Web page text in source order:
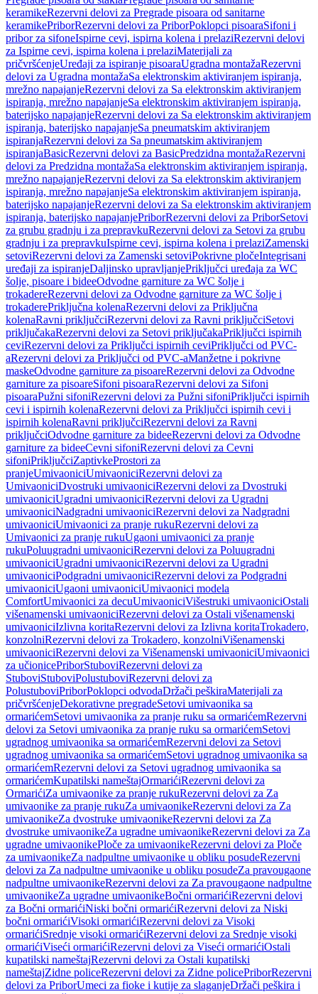
keramikeRezervni delovi za Pregrade pisoara od sanitarne
keramikePriborRezervni delovi za PriborPoklopci pisoaraSifoni i
pribor za sifoneIspirne cevi, ispirna kolena i prelaziRezervni delovi
za Ispirne cevi, ispirna kolena i prelaziMaterijali za
pričvršćenjeUređaji za ispiranje pisoaraUgradna montažaRezervni
delovi za Ugradna montažaSa elektronskim aktiviranjem ispiranja,
mrežno napajanjeRezervni delovi za Sa elektronskim aktiviranjem
ispiranja, mrežno napajanjeSa elektronskim aktiviranjem ispiranja,
baterijsko napajanjeRezervni delovi za Sa elektronskim aktiviranjem
ispiranja, baterijsko napajanjeSa pneumatskim aktiviranjem
ispiranjaRezervni delovi za Sa pneumatskim aktiviranjem
ispiranjaBasicRezervni delovi za BasicPredzidna montažaRezervni
delovi za Predzidna montažaSa elektronskim aktiviranjem ispiranja,
mrežno napajanjeRezervni delovi za Sa elektronskim aktiviranjem
ispiranja, mrežno napajanjeSa elektronskim aktiviranjem ispiranja,
baterijsko napajanjeRezervni delovi za Sa elektronskim aktiviranjem
ispiranja, baterijsko napajanjePriborRezervni delovi za PriborSetovi
za grubu gradnju i za prepravkuRezervni delovi za Setovi za grubu
gradnju i za prepravkuIspirne cevi, ispirna kolena i prelaziZamenski
setoviRezervni delovi za Zamenski setoviPokrivne pločeIntegrisani
uređaji za ispiranjeDaljinsko upravljanjePriključci uređaja za WC
šolje, pisoare i bideeOdvodne garniture za WC šolje i
trokadereRezervni delovi za Odvodne garniture za WC šolje i
trokaderePriključna kolenaRezervni delovi za Priključna
kolenaRavni priključciRezervni delovi za Ravni priključciSetovi
priključakaRezervni delovi za Setovi priključakaPriključci ispirnih
ceviRezervni delovi za Priključci ispirnih ceviPriključci od PVC-
aRezervni delovi za Priključci od PVC-aManžetne i pokrivne
maskeOdvodne garniture za pisoareRezervni delovi za Odvodne
garniture za pisoareSifoni pisoaraRezervni delovi za Sifoni
pisoaraPužni sifoniRezervni delovi za Pužni sifoniPriključci ispirnih
cevi i ispirnih kolenaRezervni delovi za Priključci ispirnih cevi i
ispirnih kolenaRavni priključciRezervni delovi za Ravni
priključciOdvodne garniture za bideeRezervni delovi za Odvodne
garniture za bideeCevni sifoniRezervni delovi za Cevni
sifoniPriključciZaptivkeProstori za
pranjeUmivaoniciUmivaoniciRezervni delovi za
UmivaoniciDvostruki umivaoniciRezervni delovi za Dvostruki
umivaoniciUgradni umivaoniciRezervni delovi za Ugradni
umivaoniciNadgradni umivaoniciRezervni delovi za Nadgradni
umivaoniciUmivaonici za pranje rukuRezervni delovi za
Umivaonici za pranje rukuUgaoni umivaonici za pranje
rukuPoluugradni umivaoniciRezervni delovi za Poluugradni
umivaoniciUgradni umivaoniciRezervni delovi za Ugradni
umivaoniciPodgradni umivaoniciRezervni delovi za Podgradni
umivaoniciUgaoni umivaoniciUmivaonici modela
ComfortUmivaonici za decuUmivaoniciVišestruki umivaoniciOstali
višenamenski umivaoniciRezervni delovi za Ostali višenamenski
umivaoniciIzlivna koritaRezervni delovi za Izlivna koritaTrokadero,
konzolniRezervni delovi za Trokadero, konzolniVišenamenski
umivaoniciRezervni delovi za Višenamenski umivaoniciUmivaonici
za učionicePriborStuboviRezervni delovi za
StuboviStuboviPolustuboviRezervni delovi za
PolustuboviPriborPoklopci odvodaDržači peškiraMaterijali za
pričvršćenjeDekorativne pregradeSetovi umivaonika sa
ormarićemSetovi umivaonika za pranje ruku sa ormarićemRezervni
delovi za Setovi umivaonika za pranje ruku sa ormarićemSetovi
ugradnog umivaonika sa ormarićemRezervni delovi za Setovi
ugradnog umivaonika sa ormarićemSetovi ugradnog umivaonika sa
ormarićemRezervni delovi za Setovi ugradnog umivaonika sa
ormarićemKupatilski nameštajOrmarićiRezervni delovi za
OrmarićiZa umivaonike za pranje rukuRezervni delovi za Za
umivaonike za pranje rukuZa umivaonikeRezervni delovi za Za
umivaonikeZa dvostruke umivaonikeRezervni delovi za Za
dvostruke umivaonikeZa ugradne umivaonikeRezervni delovi za Za
ugradne umivaonikePloče za umivaonikeRezervni delovi za Ploče
za umivaonikeZa nadpultne umivaonike u obliku posudeRezervni
delovi za Za nadpultne umivaonike u obliku posudeZa pravougaone
nadpultne umivaonikeRezervni delovi za Za pravougaone nadpultne
umivaonikeZa ugradne umivaonikeBočni ormarićiRezervni delovi
za Bočni ormarićiNiski bočni ormarićiRezervni delovi za Niski
bočni ormarićiVisoki ormarićiRezervni delovi za Visoki
ormarićiSrednje visoki ormarićiRezervni delovi za Srednje visoki
ormarićiViseći ormarićiRezervni delovi za Viseći ormarićiOstali
kupatilski nameštajRezervni delovi za Ostali kupatilski
nameštajZidne policeRezervni delovi za Zidne policePriborRezervni
delovi za PriborUmeci za fioke i kutije za slaganjeDržači peškira i